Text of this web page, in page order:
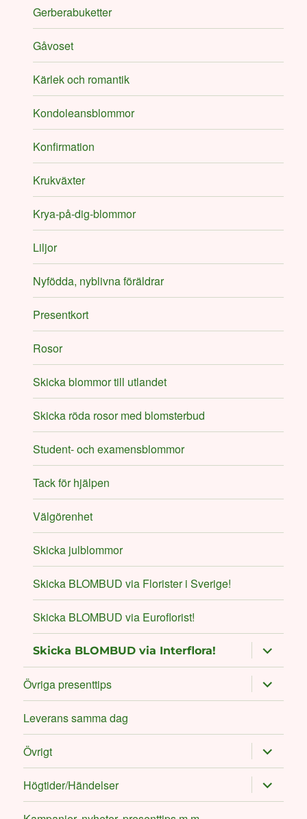
Gerberabuketter
Gåvoset
Kärlek och romantik
Kondoleansblommor
Konfirmation
Krukväxter
Krya-på-dig-blommor
Liljor
Nyfödda, nyblivna föräldrar
Presentkort
Rosor
Skicka blommor till utlandet
Skicka röda rosor med blomsterbud
Student- och examensblommor
Tack för hjälpen
Välgörenhet
Skicka julblommor
Skicka BLOMBUD via Florister i Sverige!
Skicka BLOMBUD via Euroflorist!
Skicka BLOMBUD via Interflora!
expand
child
menu
Övriga presenttips
expand
child
menu
Leverans samma dag
Övrigt
expand
child
menu
Högtider/Händelser
expand
child
menu